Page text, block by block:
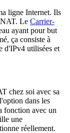
ligne Internet. Ils
Le Carrier-
ayant pour but
ça consiste à
d'IPv4 utilisées et
chez soi avec sa
dans les
fonction avec un
une
réellement.